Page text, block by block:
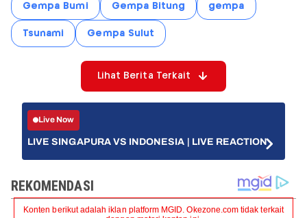
Gempa Bumi Gempa Bitung gempa
Tsunami Gempa Sulut
Lihat Berita Terkait
Live Now
LIVE SINGAPURA VS INDONESIA | LIVE REACTION